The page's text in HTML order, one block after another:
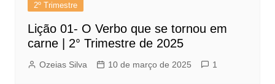
2º Trimestre
Lição 01- O Verbo que se tornou em
carne | 2° Trimestre de 2025
Ozeias Silva 10 de março de 2025 1